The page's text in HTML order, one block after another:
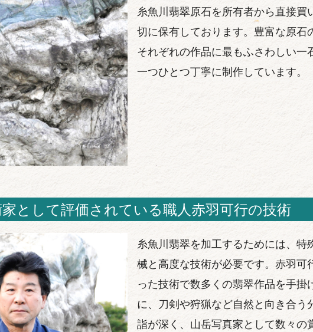
糸魚川翡翠原石を所有者から直接買
切に保有しております。豊富な原石
それぞれの作品に最もふさわしい一
一つひとつ丁寧に制作しています。
として評価されている職人赤羽可行の技術
糸魚川翡翠を加工するためには、特
械と高度な技術が必要です。赤羽可
った技術で数多くの翡翠作品を手掛
に、刀剣や狩猟など自然と向き合う
詣が深く、山岳写真家として数々の